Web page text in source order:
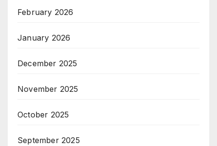
February 2026
January 2026
December 2025
November 2025
October 2025
September 2025